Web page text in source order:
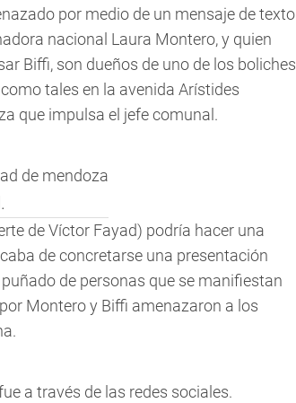
por medio de un mensaje de texto
nacional Laura Montero, y quien
Biffi, son dueños de uno de los boliches
tales en la avenida Arístides
que impulsa el jefe comunal.
de Víctor Fayad) podría hacer una
de concretarse una presentación
de personas que se manifiestan
Montero y Biffi amenazaron a los
a través de las redes sociales.